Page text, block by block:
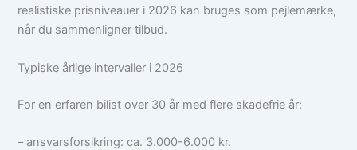
realistiske prisniveauer i 2026 kan bruges som pejlemærke,
når du sammenligner tilbud.
Typiske årlige intervaller i 2026
For en erfaren bilist over 30 år med flere skadefrie år:
– ansvarsforsikring: ca. 3.000-6.000 kr.